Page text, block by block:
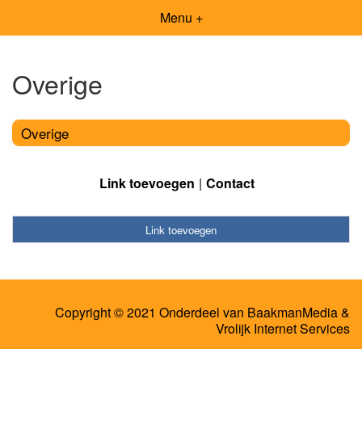
Menu +
Overige
Overige
Link toevoegen Contact
Link toevoegen
Copyright © 2021 Onderdeel van BaakmanMedia&
Vrolijk Internet Services